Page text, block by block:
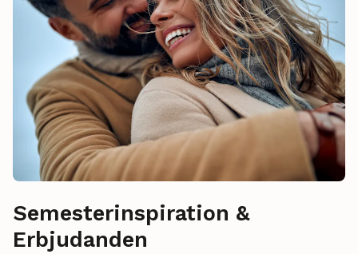
Semesterinspiration &
Erbjudanden